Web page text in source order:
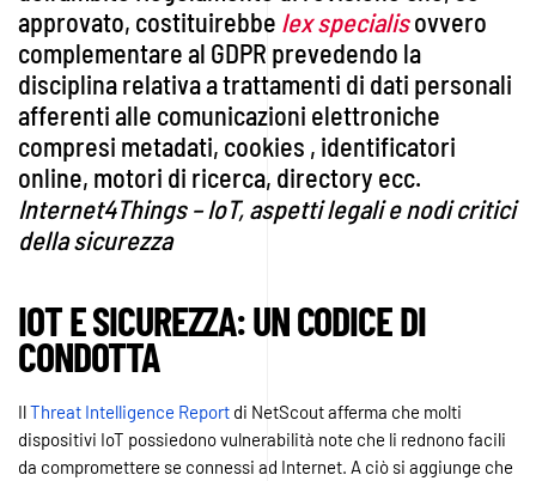
approvato, costituirebbe lex specialisovvero
complementare al GDPR prevedendo la
disciplina relativa a trattamenti di dati personali
afferenti alle comunicazioni elettroniche
compresi metadati, cookies , identificatori
online, motori di ricerca, directory ecc.
Internet4Things – IoT, aspetti legali e nodi critici
della sicurezza
IOT E SICUREZZA: UN CODICE DI
CONDOTTA
IlThreat Intelligence Report di NetScout afferma che molti
dispositivi IoT possiedono vulnerabilità note che li rednono facili
da compromettere se connessi ad Internet. A ciò si aggiunge che